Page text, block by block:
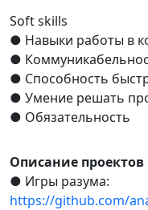
Soft skills
● Навыки работы в
●
● Способность
● Умение решать
● Обязательность
Описание проектов
● Игры разума:
https://github.com/